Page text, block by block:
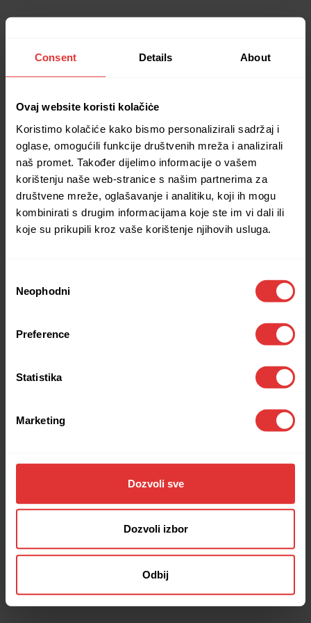
Consent Details About
Ovaj website koristi kolačiċe
Koristimo kolačiće kako bismo personalizirali sadržaj i
oglase, omogućili funkcije društvenih mreža i analizirali
naš promet. Također dijelimo informacije o vašem
korištenju naše web-stranice s našim partnerima za
društvene mreže, oglašavanje i analitiku, koji ih mogu
kombinirati s drugim informacijama koje ste im vi dali ili
koje su prikupili kroz vaše korištenje njihovih usluga.
Selection
Neophodni
Preference
Statistika
Marketing
Dozvoli sve
Dozvoli izbor
Odbij
Application error: a client-side exception has occurred (see the